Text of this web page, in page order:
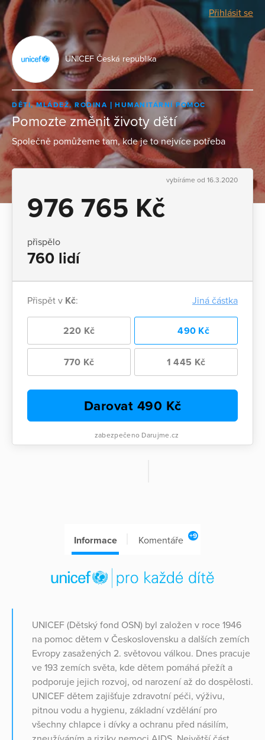
Přihlásit se
UNICEF Česká republika
DĚTI, MLÁDEŽ, RODINA HUMANITÁRNÍ POMOC
Pomozte změnit životy dětí
Společně pomůžeme tam, kde je to nejvíce potřeba
vybíráme od 16.3.2020
976 765 Kč
přispělo
760 lidí
Přispět v Kč: Jiná částka
220 Kč 490 Kč
770 Kč 1 445 Kč
Darovat 490 Kč
zabezpečeno Darujme.cz
Informace Komentáře +9
UNICEF (Dětský fond OSN) byl založen v roce 1946
na pomoc dětem v Československu a dalších zemích
Evropy zasažených 2. světovou válkou. Dnes pracuje
ve 193 zemích světa, kde dětem pomáhá přežít a
podporuje jejich rozvoj, od narození až do dospělosti.
UNICEF dětem zajišťuje zdravotní péči, výživu,
pitnou vodu a hygienu, základní vzdělání pro
všechny chlapce i dívky a ochranu před násilím,